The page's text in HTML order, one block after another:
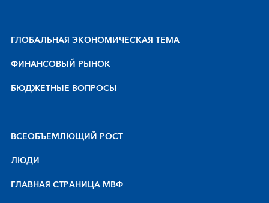
ГЛОБАЛЬНАЯ ЭКОНОМИЧЕСКАЯ ТЕМА
ФИНАНСОВЫЙ РЫНОК
БЮДЖЕТНЫЕ ВОПРОСЫ
BCEOБЪEMЛЮЩИЙ POCT
ЛЮДИ
ГЛАВНАЯ СТРАНИЦА МВФ